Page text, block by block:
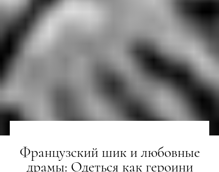
Французский шик и любовные
драмы: Одеться как героини